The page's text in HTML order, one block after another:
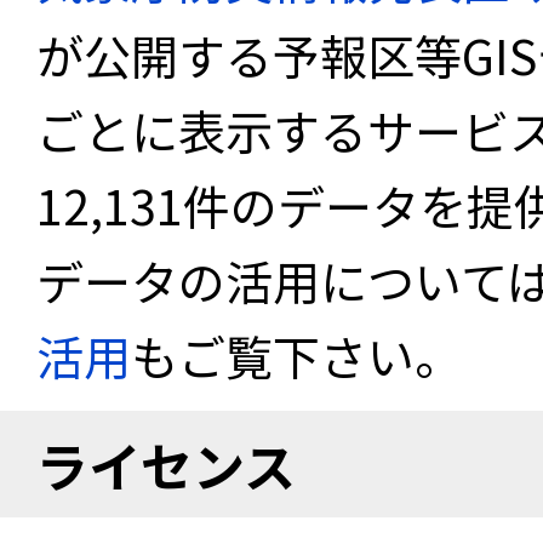
が公開する予報区等
ごとに表示するサービ
12,131件のデータを提
データの活用について
活用もご覧下さい。
ライセンス